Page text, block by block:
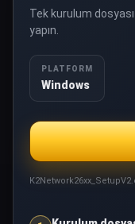
Tek kurulum
yapın.
PLATFORM
Windows